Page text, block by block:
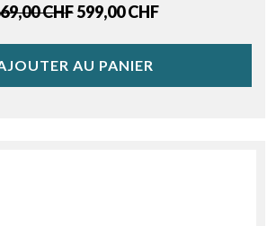
price
CHF Price
599,00 CHF
AU PANIER